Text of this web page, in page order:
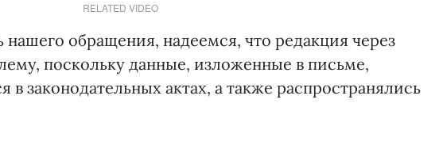
RELATED VIDEO
обращения, надеемся, что редакция через
поскольку данные, изложенные в письме,
в законодательных актах, а также распространялись